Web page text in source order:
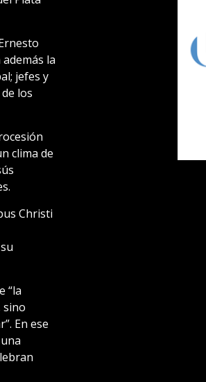
la
jefes y
los
clima de
Christi
“la
sino
En ese